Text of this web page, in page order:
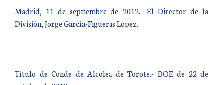
Madrid, 11 de septiembre de 2012.- El Director de la
División, Jorge García-Figueras López.
Título de Conde de Alcolea de Torote.- BOE de 22 de